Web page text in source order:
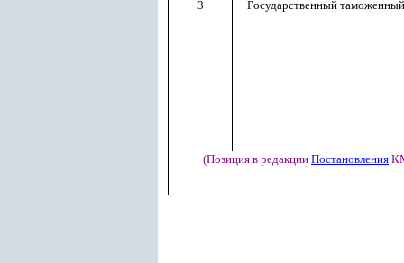
3 Государственный
(Позиция в редакции Постановления